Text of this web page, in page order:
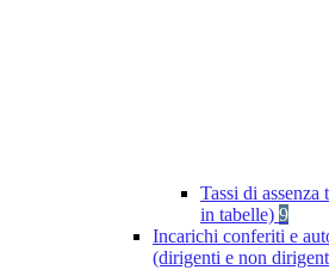
Tassi di
in tabelle) 9
Incarichi conferiti e
(dirigenti e non